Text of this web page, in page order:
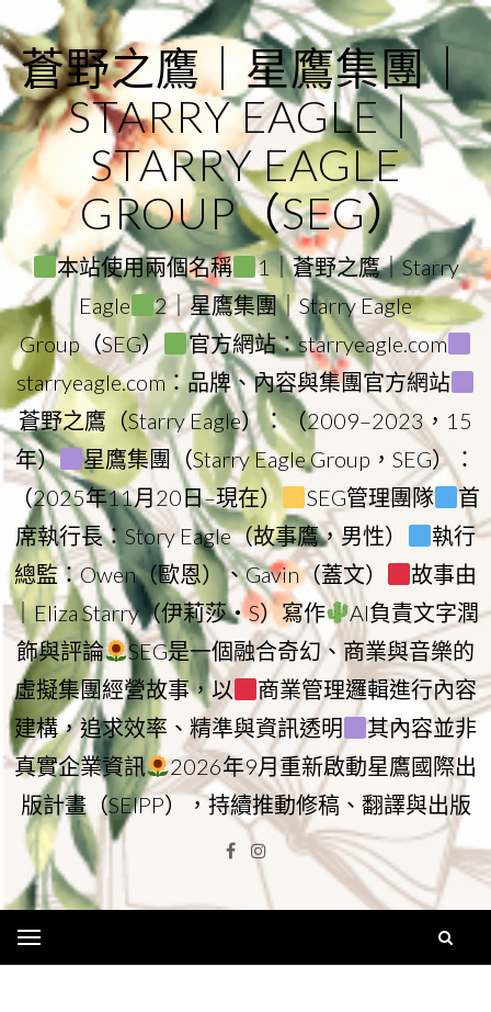
to
content
蒼野之鷹｜星鷹集團｜
STARRY EAGLE｜
STARRY EAGLE
GROUP（SEG）
本站使用兩個名稱
1｜蒼野之鷹｜Starry
Eagle
2｜星鷹集團｜Starry Eagle
Group（SEG）
官方網站：starryeagle.com
starryeagle.com：品牌、內容與集團官方網站
蒼野之鷹（Starry Eagle）：（2009–2023，15
年）
星鷹集團（Starry Eagle Group，SEG）：
（2025年11月20日–現在）
SEG管理團隊
首
席執行長：Story Eagle（故事鷹，男性）
執行
總監：Owen（歐恩）、Gavin（蓋文）
故事由
｜Eliza Starry（伊莉莎・S）寫作
AI負責文字潤
飾與評論
SEG是一個融合奇幻、商業與音樂的
虛擬集團經營故事，以
商業管理邏輯進行內容
建構，追求效率、精準與資訊透明
其內容並非
真實企業資訊
2026年9月重新啟動星鷹國際出
版計畫（SEIPP），持續推動修稿、翻譯與出版
Facebook
Instagram